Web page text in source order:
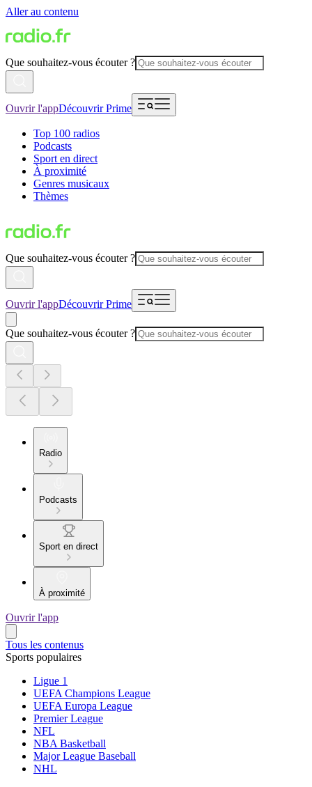
Aller au contenu
Que souhaitez-vous écouter ?
Ouvrir l'appDécouvrir Prime
Top 100 radios
Podcasts
Sport en direct
À proximité
Genres musicaux
Thèmes
Que souhaitez-vous écouter ?
Ouvrir l'appDécouvrir Prime
Que souhaitez-vous écouter ?
Radio
Podcasts
Sport en direct
À proximité
Ouvrir l'app
Tous les contenus
Sports populaires
Ligue 1
UEFA Champions League
UEFA Europa League
Premier League
NFL
NBA Basketball
Major League Baseball
NHL